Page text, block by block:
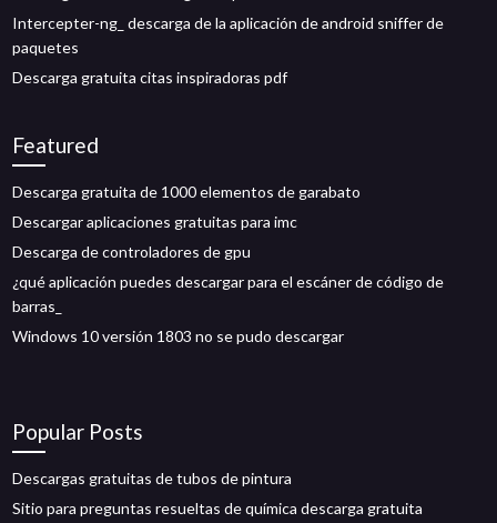
Intercepter-ng_ descarga de la aplicación de android sniffer de
paquetes
Descarga gratuita citas inspiradoras pdf
Featured
Descarga gratuita de 1000 elementos de garabato
Descargar aplicaciones gratuitas para imc
Descarga de controladores de gpu
¿qué aplicación puedes descargar para el escáner de código de
barras_
Windows 10 versión 1803 no se pudo descargar
Popular Posts
Descargas gratuitas de tubos de pintura
Sitio para preguntas resueltas de química descarga gratuita